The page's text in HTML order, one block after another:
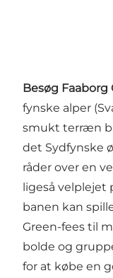
Besøg Faaborg
fynske alper
smukt terræn
det Sydfynske
råder over en
ligeså velplejet
banen kan
Green-fees til
bolde og
for at købe en